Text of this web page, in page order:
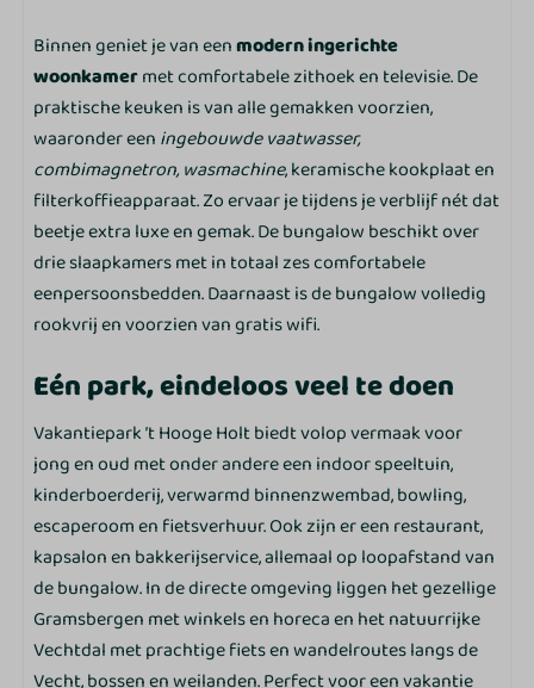
Optioneel met ligbad
Wastafel: 1
Toilet
Keuken
Eettafel
Kookplaat
Afzuigkap
Standaard keukeninventaris
Complete servies set
Waterkoker
Koelkast
Combimagnetron
Vaatwasser
Slapen
Slaapkamer beneden: 1
Slaapkamer boven: 2
Eenpersoonsbed: 6
Binnen geniet je van eenmodern ingerichte
woonkamermet comfortabele zithoek en televisie. De
praktische keuken is van alle gemakken voorzien,
waaronder een ingebouwde vaatwasser,
combimagnetron, wasmachine, keramische kookplaat en
filterkoffieapparaat. Zo ervaar je tijdens je verblijf nét dat
beetje extra luxe en gemak. De bungalow beschikt over
drie slaapkamers met in totaal zes comfortabele
eenpersoonsbedden. Daarnaast is de bungalow volledig
rookvrij en voorzien van gratis wifi.
Eén park, eindeloos veel te doen
Vakantiepark ’t Hooge Holt biedt volop vermaak voor
jong en oud met onder andere een indoor speeltuin,
kinderboerderij, verwarmd binnenzwembad, bowling,
escaperoom en fietsverhuur. Ook zijn er een restaurant,
kapsalon en bakkerijservice, allemaal op loopafstand van
de bungalow. In de directe omgeving liggen het gezellige
Gramsbergen met winkels en horeca en het natuurrijke
Vechtdal met prachtige fiets en wandelroutes langs de
Vecht, bossen en weilanden. Perfect voor een vakantie